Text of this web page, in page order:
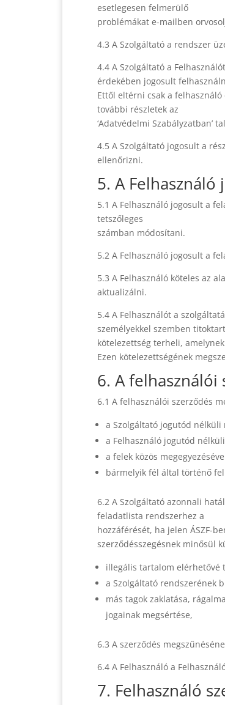
esetlegesen felmerülő
problémákat e-mailben
4.3 A Szolgáltató a rendszer
4.4 A Szolgáltató a
érdekében jogosult
Ettől eltérni csak a
további részletek az
‘Adatvédelmi Szabályzatban’
4.5 A Szolgáltató jogosult a
ellenőrizni.
5. A
5.1 A Felhasználó jogosult a
tetszőleges
számban módosítani.
5.2 A Felhasználó jogosult a
5.3 A Felhasználó köteles az
aktualizálni.
5.4 A Felhasználót a
személyekkel szemben
kötelezettség terheli,
Ezen kötelezettségének
6. A felhasználói
6.1 A felhasználói szerződés
a Szolgáltató jogutód nélküli
a Felhasználó jogutód
a felek közös
bármelyik fél által történő
6.2 A Szolgáltató azonnali
feladatlista rendszerhez a
hozzáférését, ha jelen ÁSZF-
szerződésszegésnek minősül
illegális tartalom elérhetővé
a Szolgáltató rendszerének
más tagok zaklatása,
jogainak megsértése,
6.3 A szerződés
6.4 A Felhasználó a
7. Felhasználó